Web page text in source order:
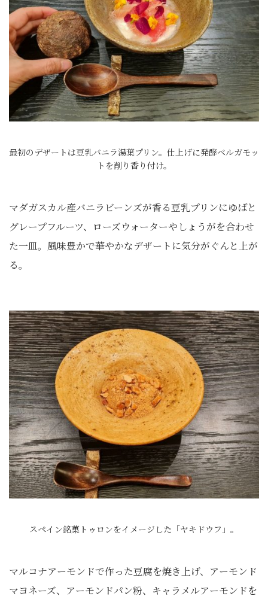
最初のデザートは豆乳バニラ湯葉プリン。仕上げに発酵ベルガモッ
トを削り香り付け。
マダガスカル産バニラビーンズが香る豆乳プリンにゆばと
グレープフルーツ、ローズウォーターやしょうがを合わせ
た一皿。風味豊かで華やかなデザートに気分がぐんと上が
る。
スペイン銘菓トゥロンをイメージした「ヤキドウフ」。
マルコナアーモンドで作った豆腐を焼き上げ、アーモンド
マヨネーズ、アーモンドパン粉、キャラメルアーモンドを